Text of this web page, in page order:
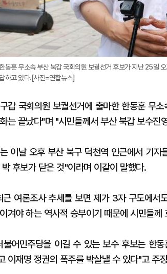
동훈 무소속 부산 북갑 국회의원 보궐선거 후보가 지난 25일
답하고 있다.[사진=연합뉴스]
갑 국회의원 보궐선거에 출마한 한동훈 무
는 끝났다"며 "시민들께서 부산 북갑 보수진
이날 오후 부산 북구 덕천역 인근에서 기
후보가 닫은 것"이라며 이같이 말했다.
근 여론조사 추세를 보면 제가 3자 구도에서
겨야 하는 역사적 승부이기 때문에 시민들께
불어민주당을 이길 수 있는 보수 후보는 한
이재명 정권의 폭주를 박살낼 수 있다"고 주